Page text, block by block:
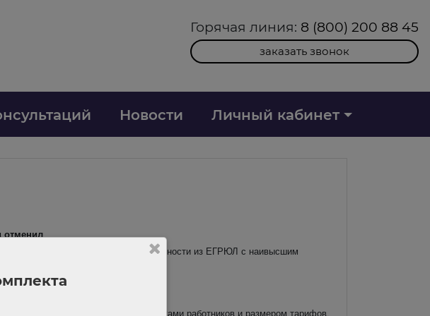
Горячая линия: 8 (800) 200 88 45
заказать звонок
Новости Личный кабинет
отменил
СФР установил тариф по деятельности из ЕГРЮЛ с наивысшим
реальной связи между рисками работников и размером тарифов.